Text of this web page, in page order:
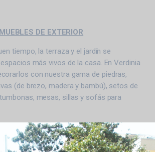
DE EXTERIOR
tiempo, la terraza y el jardín se
más vivos de la casa. En Verdinia
con nuestra gama de piedras,
(de brezo, madera y bambú), setos de
mesas, sillas y sofás para